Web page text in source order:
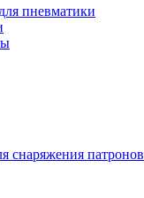
пневматики
снаряжения патронов